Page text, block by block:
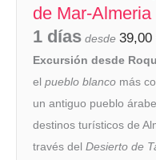
de Mar-Almeria
1 días desde 39,00
Excursión desde
el pueblo blanco más
un antiguo pueblo
destinos turísticos de
través del Desierto de